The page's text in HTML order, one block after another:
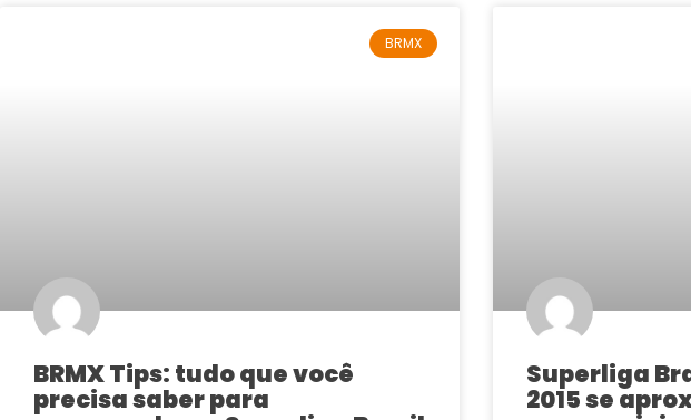
BRMX
BRMX Tips: tudo que você
precisa saber para
Superliga
2015 se